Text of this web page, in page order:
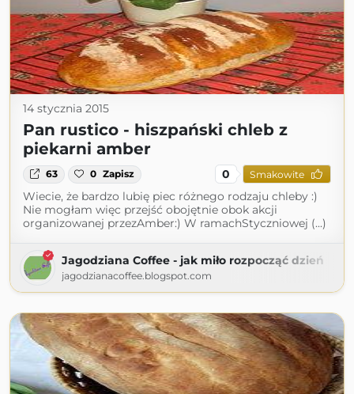
14 stycznia 2015
Pan rustico - hiszpański chleb z
piekarni amber
63 0 Zapisz 0 Smakowite
Wiecie, że bardzo lubię piec różnego rodzaju chleby :)
Nie mogłam więc przejść obojętnie obok akcji
organizowanej przezAmber:) W ramachStyczniowej (...)
Jagodziana Coffee - jak miło rozpocząć dzień
jagodzianacoffee.blogspot.com